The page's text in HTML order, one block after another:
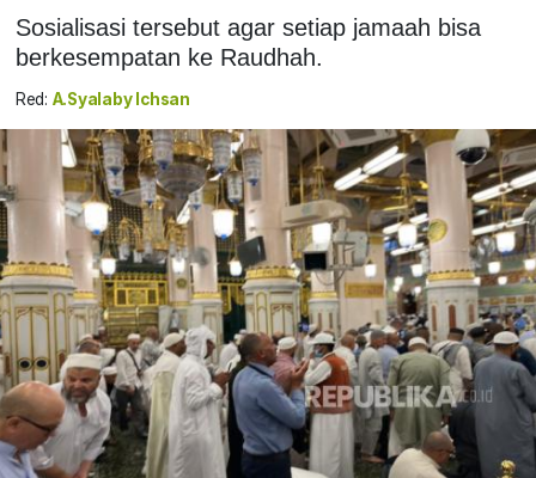
Sosialisasi tersebut agar setiap jamaah bisa
berkesempatan ke Raudhah.
Red: A.Syalaby Ichsan